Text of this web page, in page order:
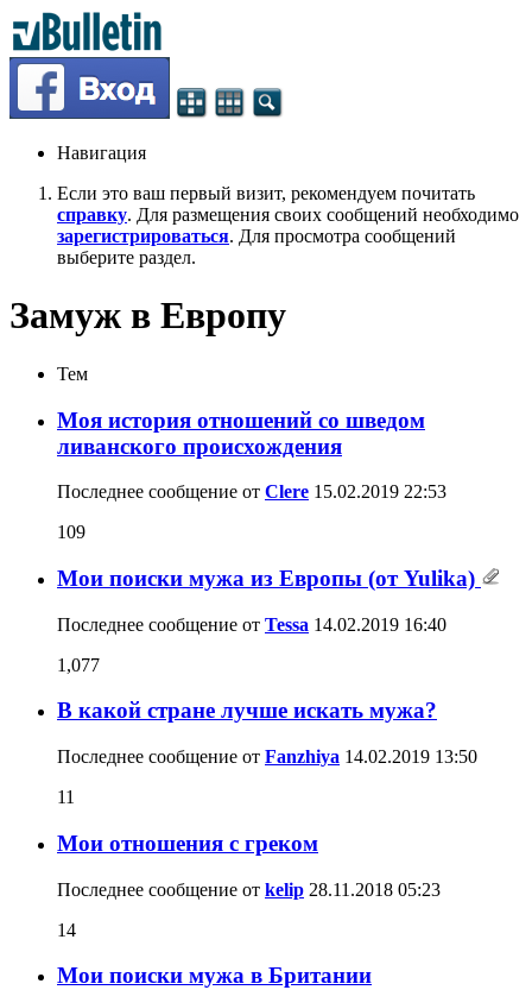
Навигация
Если это ваш первый визит, рекомендуем почитать
справку. Для размещения своих сообщений необходимо
зарегистрироваться. Для просмотра сообщений
выберите раздел.
Замуж в Европу
Тем
Моя история отношений со шведом
ливанского происхождения
Последнее сообщение от Clere 15.02.2019 22:53
109
Мои поиски мужа из Европы (от Yulika)
Последнее сообщение от Tessa 14.02.2019 16:40
1,077
В какой стране лучше искать мужа?
Последнее сообщение от Fanzhiya 14.02.2019 13:50
11
Мои отношения с греком
Последнее сообщение от kelip 28.11.2018 05:23
14
Мои поиски мужа в Британии